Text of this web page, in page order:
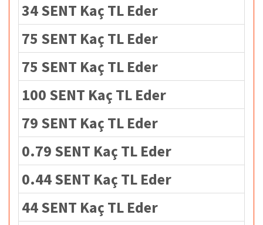
34 SENT Kaç TL Eder
75 SENT Kaç TL Eder
75 SENT Kaç TL Eder
100 SENT Kaç TL Eder
79 SENT Kaç TL Eder
0.79 SENT Kaç TL Eder
0.44 SENT Kaç TL Eder
44 SENT Kaç TL Eder